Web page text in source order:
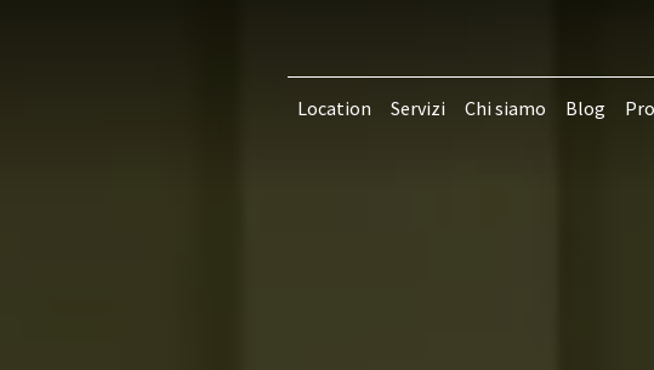
Location Servizi Chi siamo Blog